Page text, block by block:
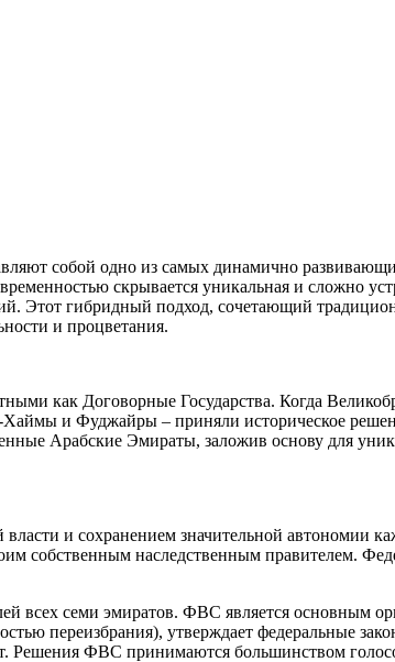
собой одно из самых динамично
скрывается уникальная и сложно
Этот гибридный подход, сочетающий
и процветания.
как Договорные Государства. Когда
и Фуджайры – приняли историческое
Арабские Эмираты, заложив основу для
и сохранением значительной автономии
собственным наследственным правителем.
всех семи эмиратов. ФВС является основным
переизбрания), утверждает федеральные
Решения ФВС принимаются большинством